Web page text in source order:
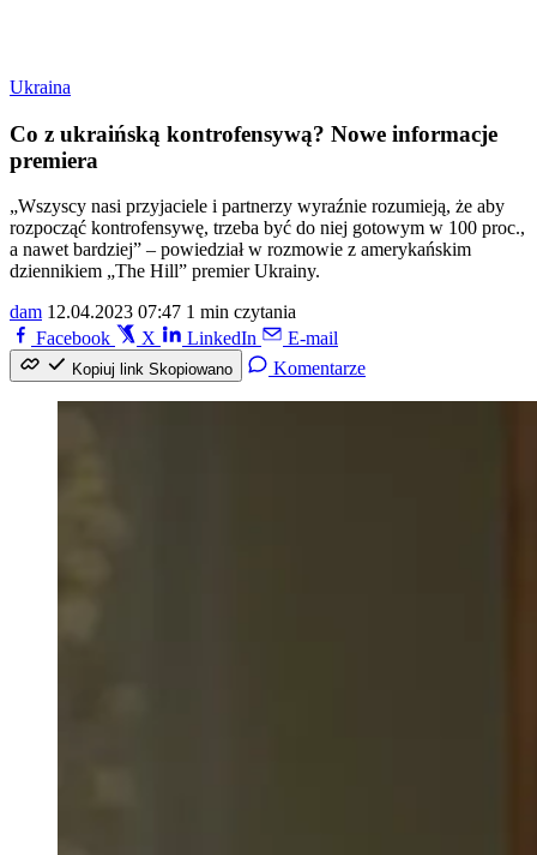
Ukraina
Co z ukraińską kontrofensywą? Nowe informacje
premiera
„Wszyscy nasi przyjaciele i partnerzy wyraźnie rozumieją, że aby
rozpocząć kontrofensywę, trzeba być do niej gotowym w 100 proc.,
a nawet bardziej” – powiedział w rozmowie z amerykańskim
dziennikiem „The Hill” premier Ukrainy.
dam 12.04.2023 07:47 1 min czytania
Facebook
X LinkedIn E-mail
Kopiuj link Skopiowano Komentarze